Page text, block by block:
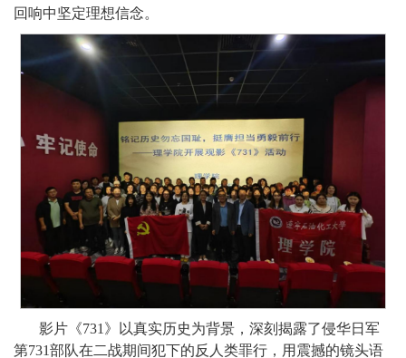
回响中坚定理想信念。
影片《731》以真实历史为背景，深刻揭露了侵华日军
第731部队在二战期间犯下的反人类罪行，用震撼的镜头语